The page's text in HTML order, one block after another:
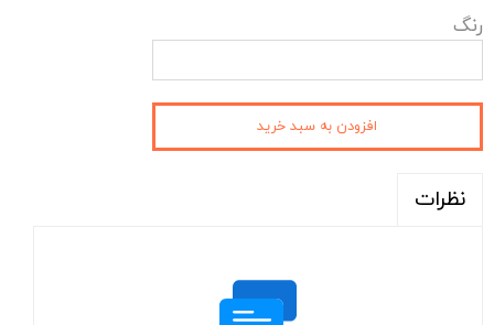
رنگ
افزودن به سبد خرید
نظرات